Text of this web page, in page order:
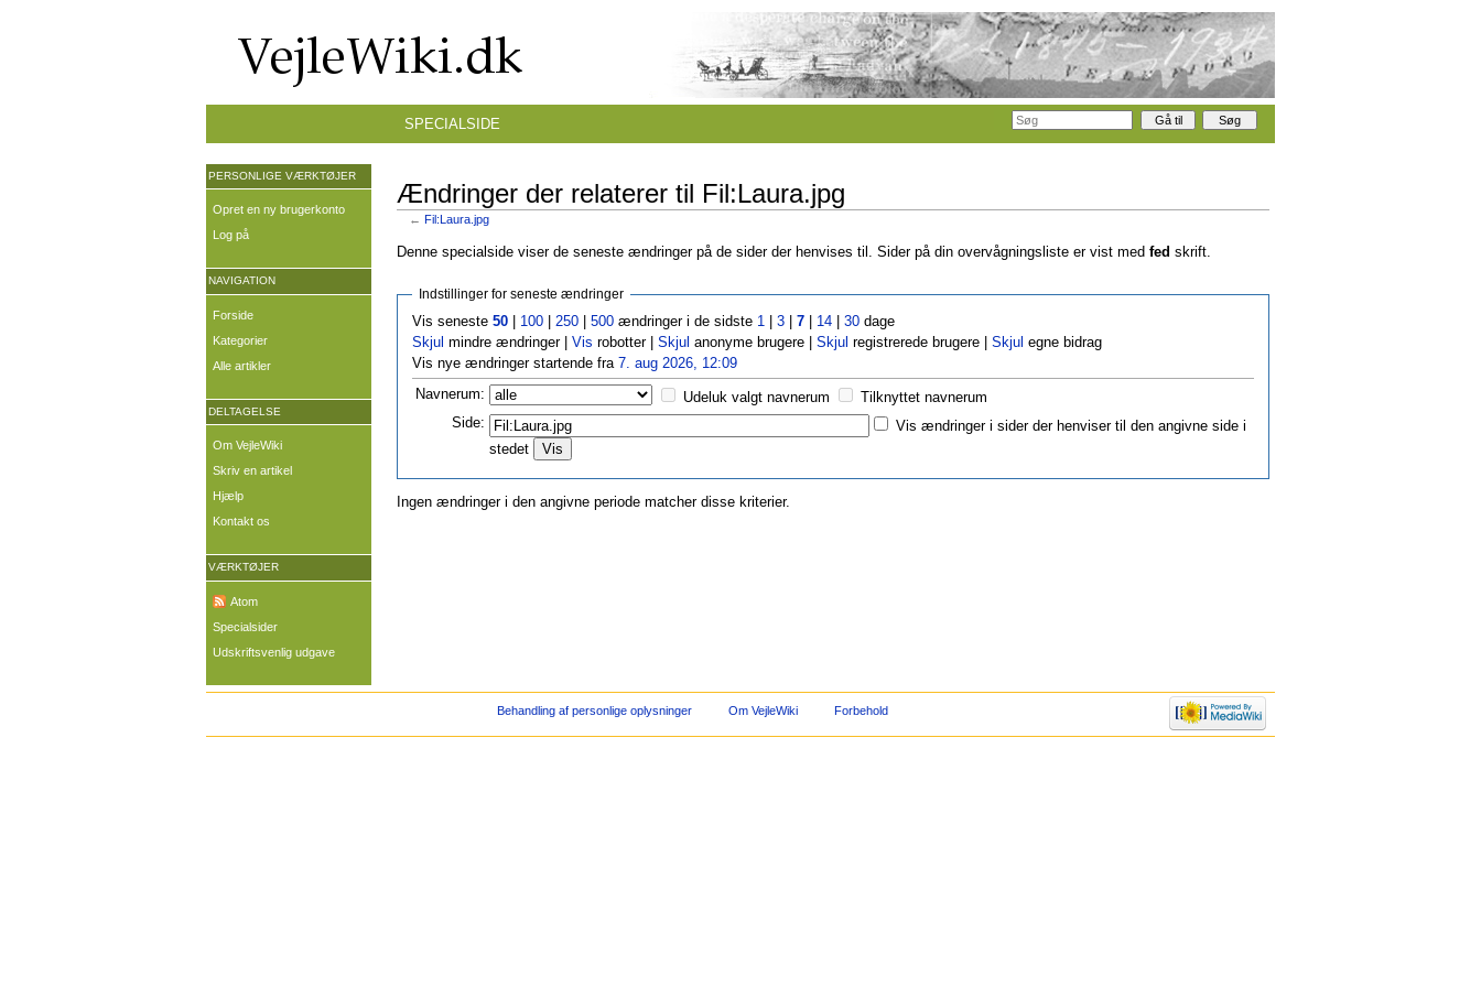
Ændringer der relaterer til Fil:Laura.jpg
← Fil:Laura.jpg
Denne specialside viser de seneste ændringer på de sider der henvises til. Sider på din overvågningsliste er vist med fed skrift.
Indstillinger for seneste ændringer
Vis seneste 50| 100| 250| 500ændringer i de sidste 1| 3| 7| 14| 30dage
Skjul mindre ændringer | Vis robotter | Skjul anonyme brugere | Skjul registrerede brugere | Skjul egne bidrag
Vis nye ændringer startende fra 7. aug 2026, 12:09
Navnerum: Udeluk valgt navnerum
Tilknyttet navnerum
Side:
Vis ændringer i sider der henviser til den angivne side i
stedet
Ingen ændringer i den angivne periode matcher disse kriterier.
SPECIALSIDE
PERSONLIGE VÆRKTØJER
Opret en ny brugerkonto
Log på
NAVIGATION
Forside
Kategorier
Alle artikler
DELTAGELSE
Om VejleWiki
Skriv en artikel
Hjælp
Kontakt os
VÆRKTØJER
Atom
Specialsider
Udskriftsvenlig udgave
Behandling af personlige oplysninger Om VejleWiki Forbehold